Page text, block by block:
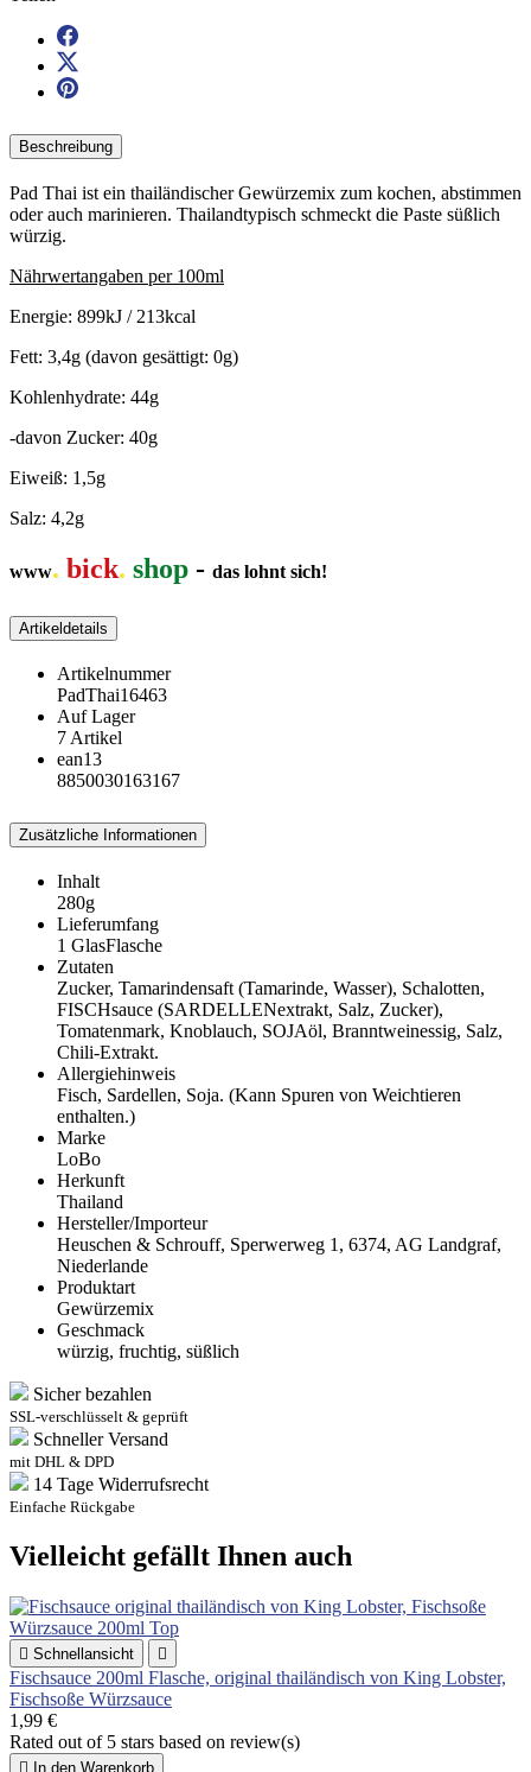
Beschreibung
Pad Thai ist ein thailändischer Gewürzemix zum kochen, abstimmen
oder auch marinieren. Thailandtypisch schmeckt die Paste süßlich
würzig.
Nährwertangaben per 100ml
Energie: 899kJ / 213kcal
Fett: 3,4g (davon gesättigt: 0g)
Kohlenhydrate: 44g
-davon Zucker: 40g
Eiweiß: 1,5g
Salz: 4,2g
www. bick. shop - das lohnt sich!
Artikeldetails
Artikelnummer
PadThai16463
Auf Lager
7 Artikel
ean13
8850030163167
Zusätzliche Informationen
Inhalt
280g
Lieferumfang
1 GlasFlasche
Zutaten
Zucker, Tamarindensaft (Tamarinde, Wasser), Schalotten,
FISCHsauce (SARDELLENextrakt, Salz, Zucker),
Tomatenmark, Knoblauch, SOJAöl, Branntweinessig, Salz,
Chili-Extrakt.
Allergiehinweis
Fisch, Sardellen, Soja. (Kann Spuren von Weichtieren
enthalten.)
Marke
LoBo
Herkunft
Thailand
Hersteller/Importeur
Heuschen & Schrouff, Sperwerweg 1, 6374, AG Landgraf,
Niederlande
Produktart
Gewürzemix
Geschmack
würzig, fruchtig, süßlich
Sicher bezahlen
SSL-verschlüsselt & geprüft
Schneller Versand
mit DHL & DPD
14 Tage Widerrufsrecht
Einfache Rückgabe
Vielleicht gefällt Ihnen auch
 Schnellansicht 
Fischsauce 200ml Flasche, original thailändisch von King Lobster,
Fischsoße Würzsauce
1,99 €
Rated out of 5 stars based on review(s)
 In den Warenkorb